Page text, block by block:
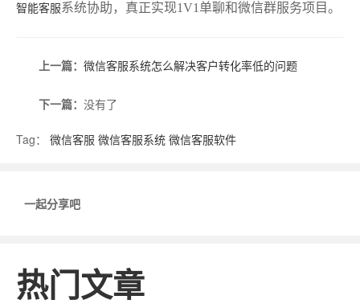
智能客服 系统协助，真正实现1V1单聊和微信群服务项目。
上一篇： 微信客服系统怎么解决客户转化率低的问题
下一篇： 没有了
Tag： 微信客服 微信客服系统 微信客服软件
一起分享吧
热门文章